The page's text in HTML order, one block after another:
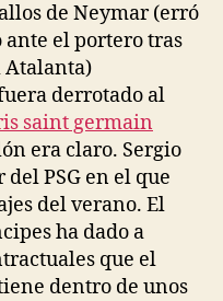
de Neymar (erró
ante el portero tras
Atalanta)
derrotado al
saint germain
era claro. Sergio
del PSG en el que
del verano. El
ha dado a
que el
dentro de unos